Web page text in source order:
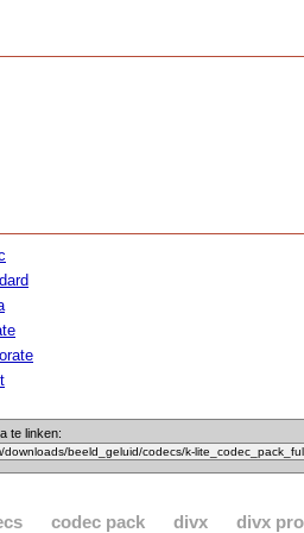
te linken:
codec pack divx divx pro